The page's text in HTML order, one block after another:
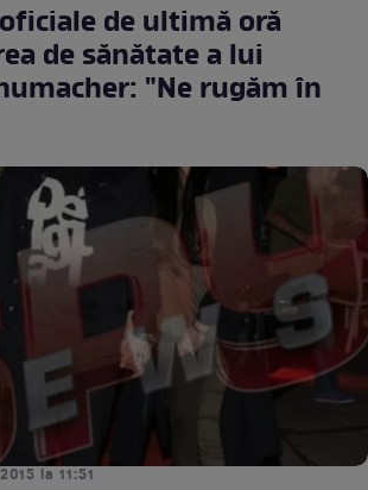
de ultimă oră
de sănătate a lui
"Ne rugăm în
la 11:51